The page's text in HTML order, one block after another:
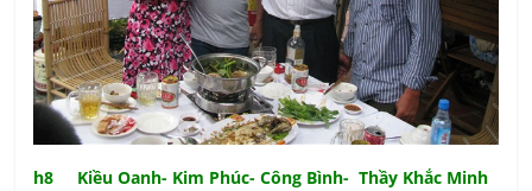
h8 Kiều Oanh- Kim Phúc- Công Bình- Thầy Khắc Minh